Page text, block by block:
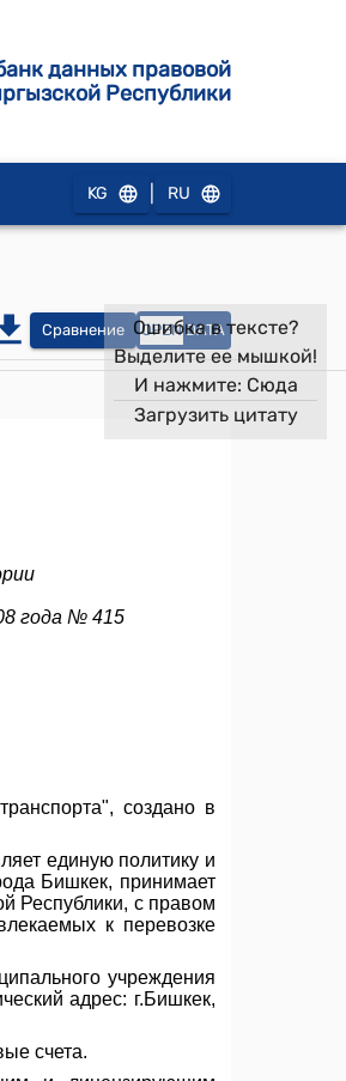
данных правовой
Республики
KG RU
Сравнение OPEN DATA
Ошибка в тексте?
Выделите ее мышкой!
И нажмите: Сюда
Загрузить цитату